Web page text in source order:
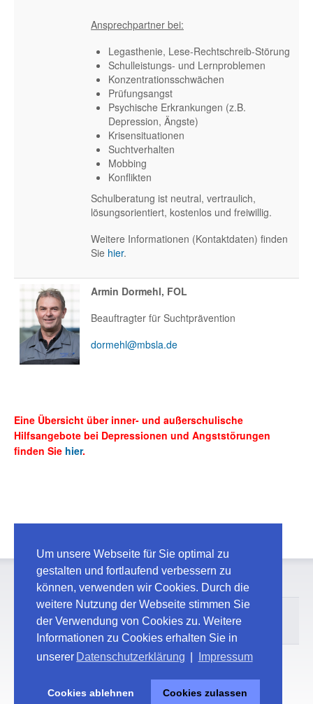
Um unsere Webseite für Sie optimal zu
gestalten und fortlaufend verbessern zu
können, verwenden wir Cookies. Durch die
weitere Nutzung der Webseite stimmen Sie
der Verwendung von Cookies zu. Weitere
Informationen zu Cookies erhalten Sie in
unserer Datenschutzerklärung Impressum
Cookies ablehnen Cookies zulassen
Ansprechpartner bei:
Legasthenie, Lese-Rechtschreib-Störung
Schulleistungs- und Lernproblemen
Konzentrationsschwächen
Prüfungsangst
Psychische Erkrankungen (z.B.
Depression, Ängste)
Krisensituationen
Suchtverhalten
Mobbing
Konflikten
Schulberatung ist neutral, vertraulich,
lösungsorientiert, kostenlos und freiwillig.
Weitere Informationen (Kontaktdaten) finden
Sie hier.
Armin Dormehl, FOL
Beauftragter für Suchtprävention
dormehl@mbsla.de
Eine Übersicht über inner- und außerschulische
Hilfsangebote bei Depressionen und Angststörungen
finden Sie hier.
© 2026 Maschinenbauschule Landshut
Kontakt
Impressum / Datenschutz